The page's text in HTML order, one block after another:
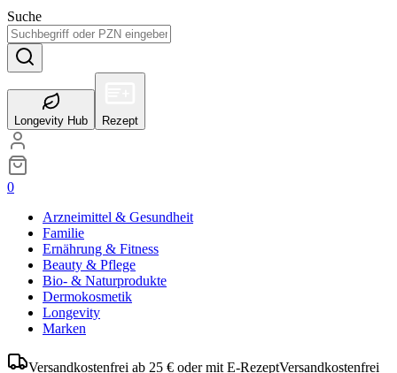
Suche
Longevity Hub Rezept
0
Arzneimittel & Gesundheit
Familie
Ernährung & Fitness
Beauty & Pflege
Bio- & Naturprodukte
Dermokosmetik
Longevity
Marken
Versandkostenfrei ab 25 € oder mit E-RezeptVersandkostenfrei